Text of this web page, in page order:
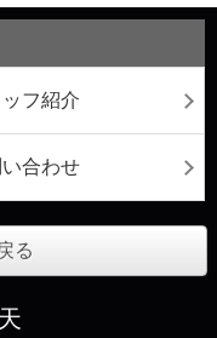
フ紹介
合わせ
る